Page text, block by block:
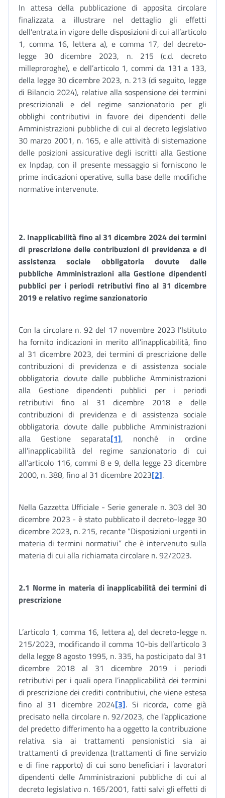
In attesa della pubblicazione di apposita circolare
finalizzata a illustrare nel dettaglio gli effetti
dell’entrata in vigore delle disposizioni di cui all’articolo
1, comma 16, lettera a), e comma 17, del decreto-
legge 30 dicembre 2023, n. 215 (c.d. decreto
milleproroghe), e dell’articolo 1, commi da 131 a 133,
della legge 30 dicembre 2023, n. 213 (di seguito, legge
di Bilancio 2024), relative alla sospensione dei termini
prescrizionali e del regime sanzionatorio per gli
obblighi contributivi in favore dei dipendenti delle
Amministrazioni pubbliche di cui al decreto legislativo
30 marzo 2001, n. 165, e alle attività di sistemazione
delle posizioni assicurative degli iscritti alla Gestione
ex Inpdap, con il presente messaggio si forniscono le
prime indicazioni operative, sulla base delle modifiche
normative intervenute.
2. Inapplicabilità fino al 31 dicembre 2024 dei termini
di prescrizione delle contribuzioni di previdenza e di
assistenza sociale obbligatoria dovute dalle
pubbliche Amministrazioni alla Gestione dipendenti
pubblici per i periodi retributivi fino al 31 dicembre
2019 e relativo regime sanzionatorio
Con la circolare n. 92 del 17 novembre 2023 l’Istituto
ha fornito indicazioni in merito all’inapplicabilità, fino
al 31 dicembre 2023, dei termini di prescrizione delle
contribuzioni di previdenza e di assistenza sociale
obbligatoria dovute dalle pubbliche Amministrazioni
alla Gestione dipendenti pubblici per i periodi
retributivi fino al 31 dicembre 2018 e delle
contribuzioni di previdenza e di assistenza sociale
obbligatoria dovute dalle pubbliche Amministrazioni
alla Gestione separata[1], nonché in ordine
all’inapplicabilità del regime sanzionatorio di cui
all’articolo 116, commi 8 e 9, della legge 23 dicembre
2000, n. 388, fino al 31 dicembre 2023[2].
Nella Gazzetta Ufficiale - Serie generale n. 303 del 30
dicembre 2023 - è stato pubblicato il decreto-legge 30
dicembre 2023, n. 215, recante “Disposizioni urgenti in
materia di termini normativi” che è intervenuto sulla
materia di cui alla richiamata circolare n. 92/2023.
2.1 Norme in materia di inapplicabilità dei termini di
prescrizione
L’articolo 1, comma 16, lettera a), del decreto-legge n.
215/2023, modificando il comma 10-bis dell’articolo 3
della legge 8 agosto 1995, n. 335, ha posticipato dal 31
dicembre 2018 al 31 dicembre 2019 i periodi
retributivi per i quali opera l’inapplicabilità dei termini
di prescrizione dei crediti contributivi, che viene estesa
fino al 31 dicembre 2024[3]. Si ricorda, come già
precisato nella circolare n. 92/2023, che l’applicazione
del predetto differimento ha a oggetto la contribuzione
relativa sia ai trattamenti pensionistici sia ai
trattamenti di previdenza (trattamenti di fine servizio
e di fine rapporto) di cui sono beneficiari i lavoratori
dipendenti delle Amministrazioni pubbliche di cui al
decreto legislativo n. 165/2001, fatti salvi gli effetti di